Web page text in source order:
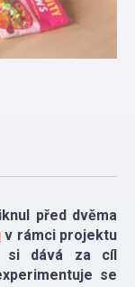
před dvěma
v rámci projektu
si dává za cíl
se